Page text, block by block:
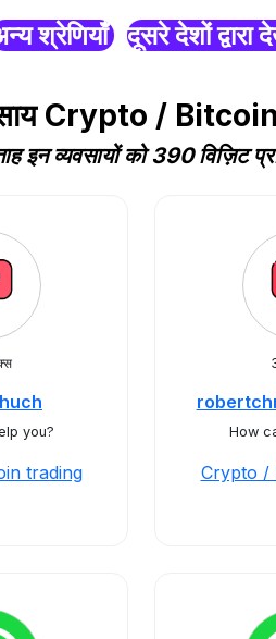
श्रेणियाँ दूसरे देशों द्वारा
Crypto /
इन व्यवसायों को 390 विज़िट
you?
trading
How
Crypto /